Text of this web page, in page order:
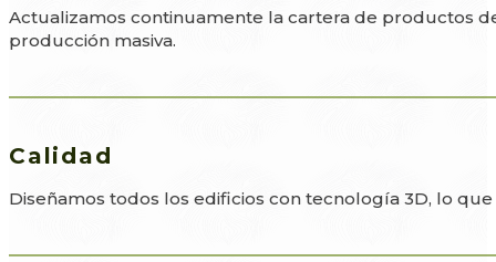
Actualizamos continuamente la cartera de productos
producción masiva.
Calidad
Diseñamos todos los edificios con tecnología 3D, lo